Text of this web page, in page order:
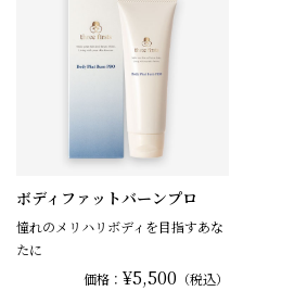
ボディファットバーンプロ
憧れのメリハリボディを目指すあな
たに
価格：¥5,500 （税込）